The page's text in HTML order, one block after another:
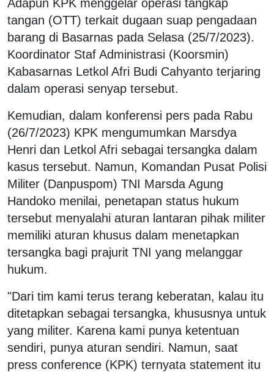
Adapun KPK menggelar operasi tangkap
tangan (OTT) terkait dugaan suap pengadaan
barang di Basarnas pada Selasa (25/7/2023).
Koordinator Staf Administrasi (Koorsmin)
Kabasarnas Letkol Afri Budi Cahyanto terjaring
dalam operasi senyap tersebut.
Kemudian, dalam konferensi pers pada Rabu
(26/7/2023) KPK mengumumkan Marsdya
Henri dan Letkol Afri sebagai tersangka dalam
kasus tersebut. Namun, Komandan Pusat Polisi
Militer (Danpuspom) TNI Marsda Agung
Handoko menilai, penetapan status hukum
tersebut menyalahi aturan lantaran pihak militer
memiliki aturan khusus dalam menetapkan
tersangka bagi prajurit TNI yang melanggar
hukum.
"Dari tim kami terus terang keberatan, kalau itu
ditetapkan sebagai tersangka, khususnya untuk
yang militer. Karena kami punya ketentuan
sendiri, punya aturan sendiri. Namun, saat
press conference (KPK) ternyata statement itu